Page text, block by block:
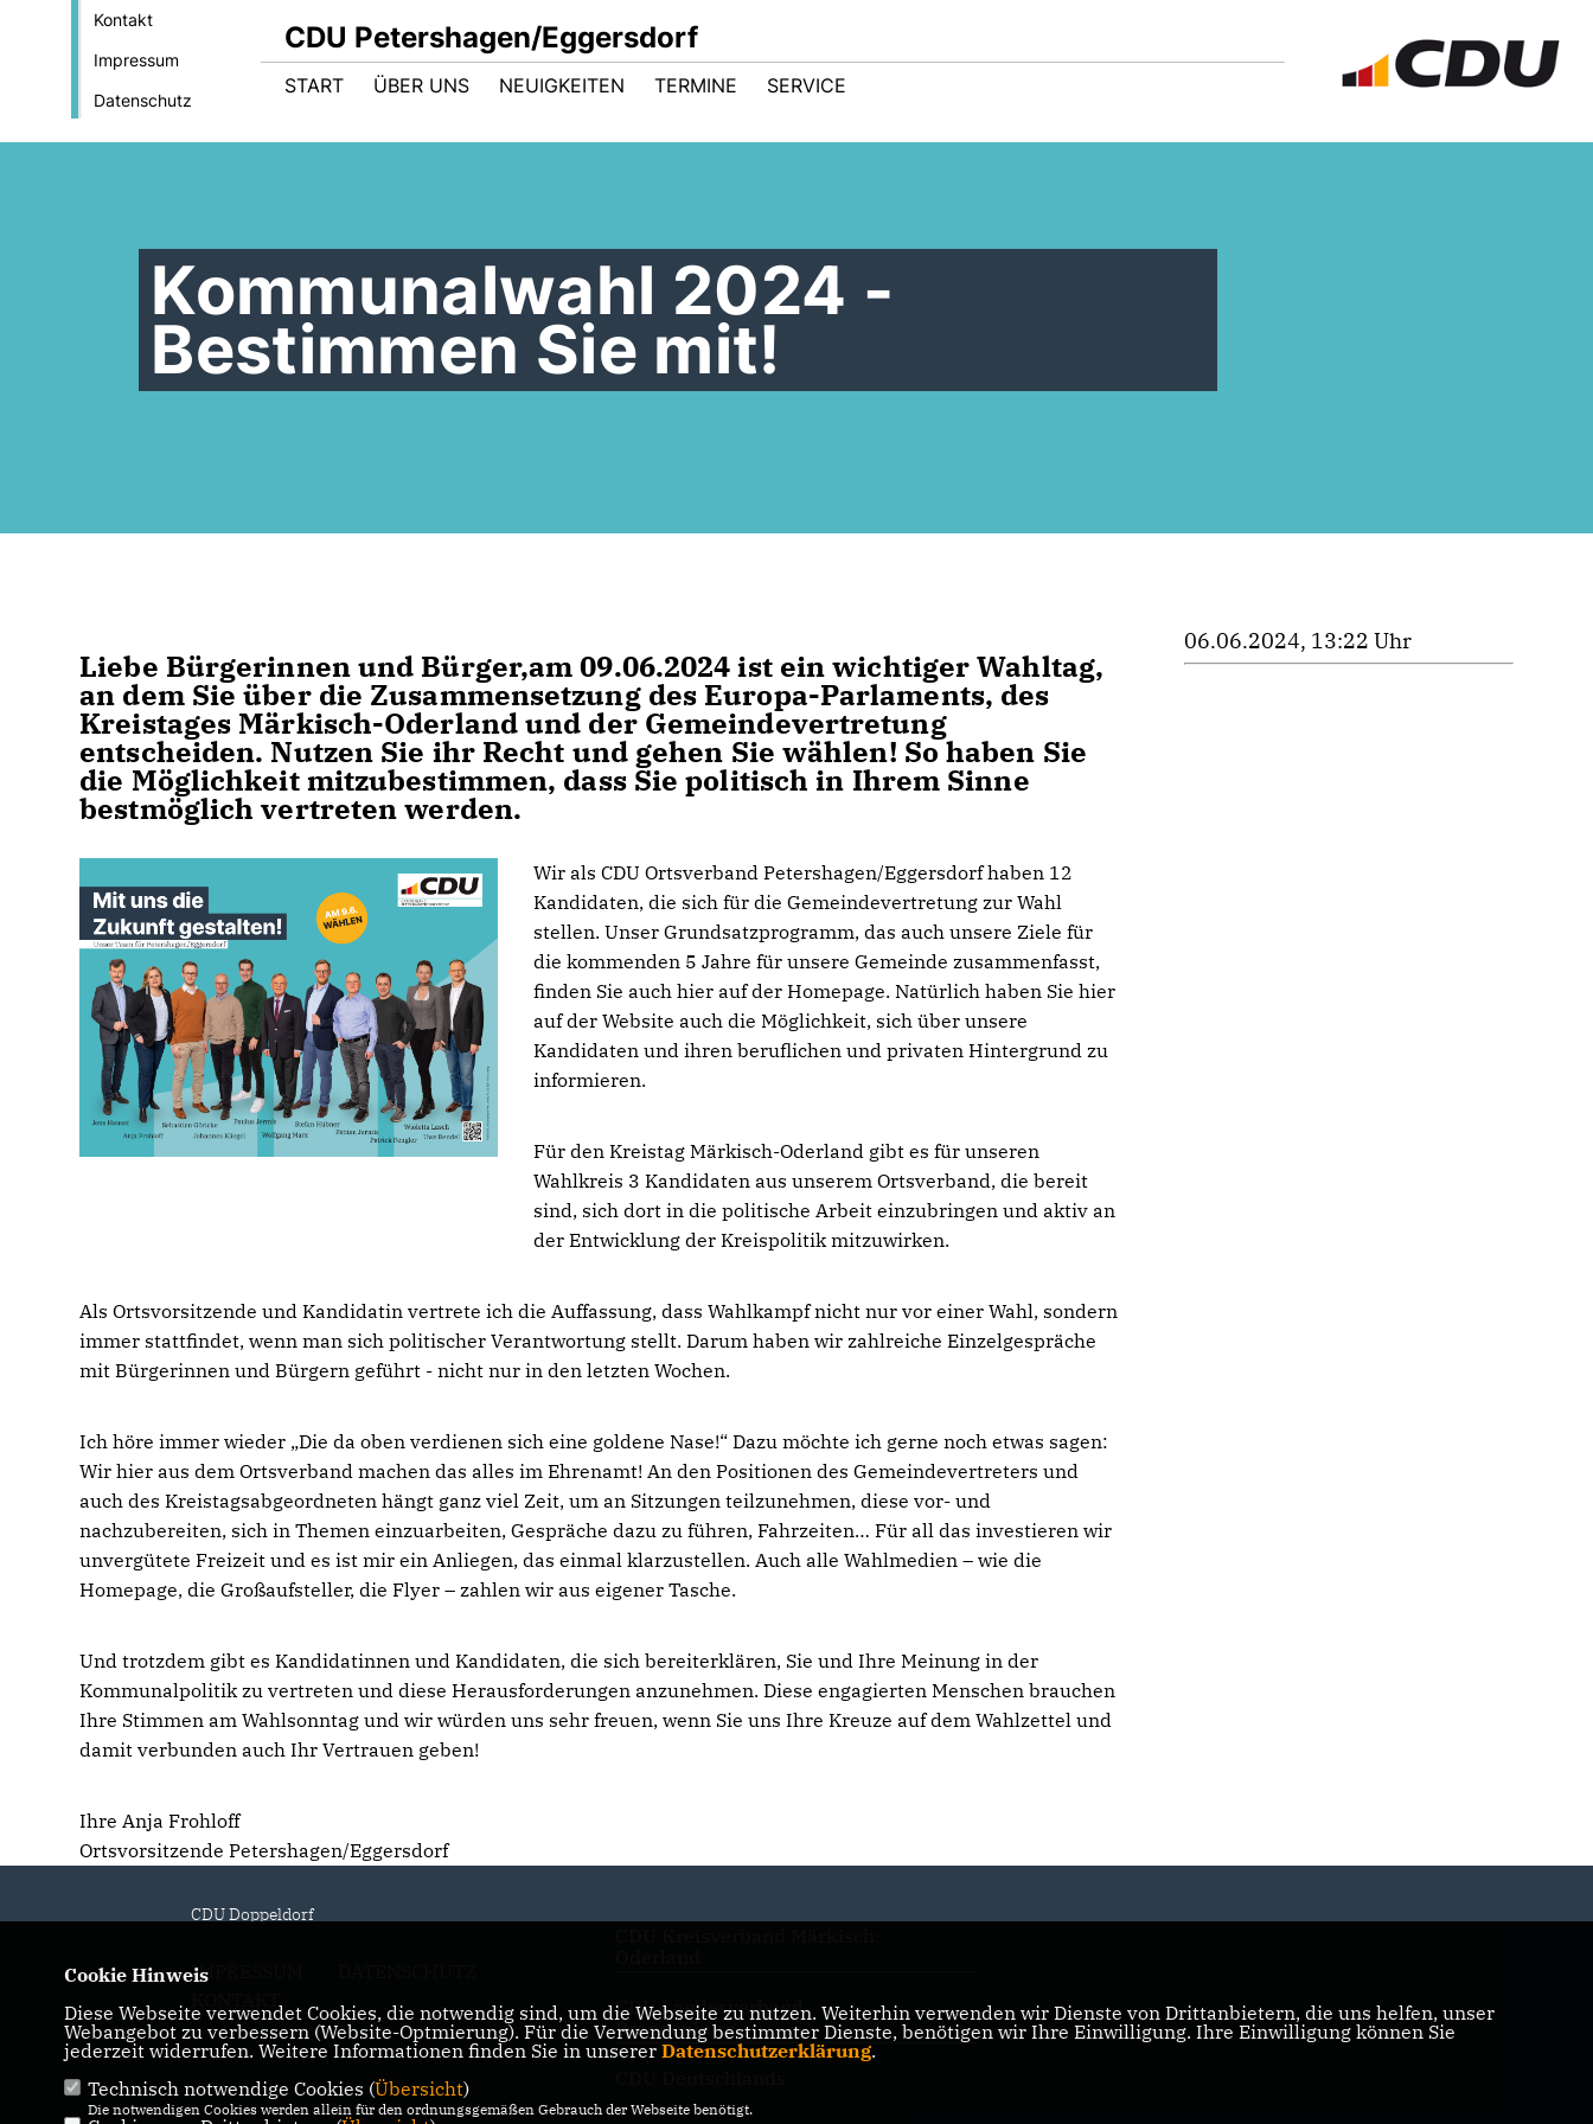
Kontakt
Impressum
Datenschutz
CDU Petershagen/Eggersdorf
START ÜBER UNS NEUIGKEITEN TERMINE SERVICE
Kommunalwahl 2024 -
Bestimmen Sie mit!
Liebe Bürgerinnen und Bürger,am 09.06.2024 ist ein wichtiger Wahltag,
an dem Sie über die Zusammensetzung des Europa-Parlaments, des
Kreistages Märkisch-Oderland und der Gemeindevertretung
entscheiden. Nutzen Sie ihr Recht und gehen Sie wählen! So haben Sie
die Möglichkeit mitzubestimmen, dass Sie politisch in Ihrem Sinne
bestmöglich vertreten werden.
Wir als CDU Ortsverband Petershagen/Eggersdorf haben 12
Kandidaten, die sich für die Gemeindevertretung zur Wahl
stellen. Unser Grundsatzprogramm, das auch unsere Ziele für
die kommenden 5 Jahre für unsere Gemeinde zusammenfasst,
finden Sie auch hier auf der Homepage. Natürlich haben Sie hier
auf der Website auch die Möglichkeit, sich über unsere
Kandidaten und ihren beruflichen und privaten Hintergrund zu
informieren.
Für den Kreistag Märkisch-Oderland gibt es für unseren
Wahlkreis 3 Kandidaten aus unserem Ortsverband, die bereit
sind, sich dort in die politische Arbeit einzubringen und aktiv an
der Entwicklung der Kreispolitik mitzuwirken.
Als Ortsvorsitzende und Kandidatin vertrete ich die Auffassung, dass Wahlkampf nicht nur vor einer Wahl, sondern
immer stattfindet, wenn man sich politischer Verantwortung stellt. Darum haben wir zahlreiche Einzelgespräche
mit Bürgerinnen und Bürgern geführt - nicht nur in den letzten Wochen.
Ich höre immer wieder „Die da oben verdienen sich eine goldene Nase!“ Dazu möchte ich gerne noch etwas sagen:
Wir hier aus dem Ortsverband machen das alles im Ehrenamt! An den Positionen des Gemeindevertreters und
auch des Kreistagsabgeordneten hängt ganz viel Zeit, um an Sitzungen teilzunehmen, diese vor- und
nachzubereiten, sich in Themen einzuarbeiten, Gespräche dazu zu führen, Fahrzeiten… Für all das investieren wir
unvergütete Freizeit und es ist mir ein Anliegen, das einmal klarzustellen. Auch alle Wahlmedien – wie die
Homepage, die Großaufsteller, die Flyer – zahlen wir aus eigener Tasche.
Und trotzdem gibt es Kandidatinnen und Kandidaten, die sich bereiterklären, Sie und Ihre Meinung in der
Kommunalpolitik zu vertreten und diese Herausforderungen anzunehmen. Diese engagierten Menschen brauchen
Ihre Stimmen am Wahlsonntag und wir würden uns sehr freuen, wenn Sie uns Ihre Kreuze auf dem Wahlzettel und
damit verbunden auch Ihr Vertrauen geben!
Ihre Anja Frohloff
Ortsvorsitzende Petershagen/Eggersdorf
06.06.2024, 13:22 Uhr
CDU Doppeldorf
IMPRESSUM
KONTAKT
CDU Landesverband
Brandenburg
Cookie Hinweis
Diese Webseite verwendet Cookies, die notwendig sind, um die Webseite zu nutzen. Weiterhin verwenden wir Dienste von Drittanbietern, die uns helfen, unser
Webangebot zu verbessern (Website-Optmierung). Für die Verwendung bestimmter Dienste, benötigen wir Ihre Einwilligung. Ihre Einwilligung können Sie
jederzeit widerrufen. Weitere Informationen finden Sie in unserer Datenschutzerklärung.
Technisch notwendige Cookies (Übersicht)
Die notwendigen Cookies werden allein für den ordnungsgemäßen Gebrauch der Webseite benötigt.